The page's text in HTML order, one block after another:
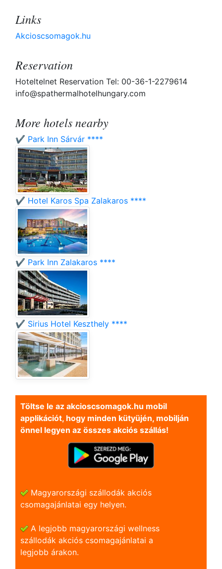
Links
Akcioscsomagok.hu
Reservation
Hoteltelnet Reservation Tel: 00-36-1-2279614
info@spathermalhotelhungary.com
More hotels nearby
✔️ Park Inn Sárvár ****
✔️ Hotel Karos Spa Zalakaros ****
✔️ Park Inn Zalakaros ****
✔️ Sirius Hotel Keszthely ****
Töltse le az akcioscsomagok.hu mobil
applikációt, hogy minden kütyüjén, mobilján
önnel legyen az összes akciós szállás!
Magyarországi szállodák akciós
csomagajánlatai egy helyen.
A legjobb magyarországi wellness
szállodák akciós csomagajánlatai a
legjobb árakon.